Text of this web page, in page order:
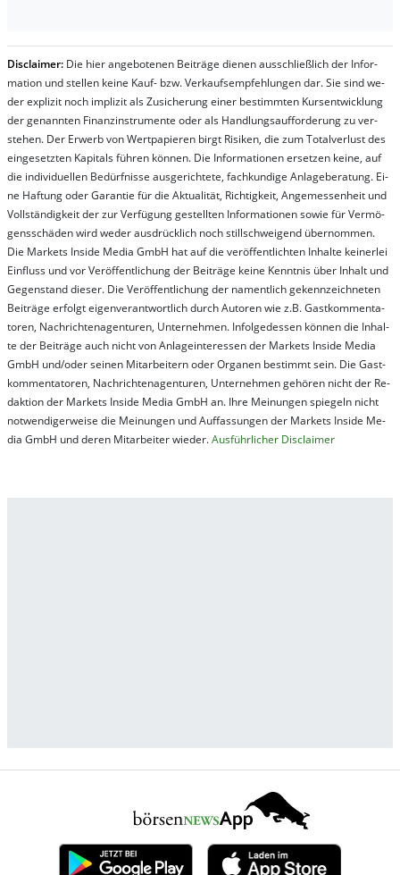
Dis­clai­mer: Die hier an­ge­bo­te­nen Bei­trä­ge die­nen aus­schließ­lich der In­for­
ma­t­ion und stel­len kei­ne Kauf- bzw. Ver­kaufs­em­pfeh­lung­en dar. Sie sind we­
der ex­pli­zit noch im­pli­zit als Zu­sich­er­ung ei­ner be­stim­mt­en Kurs­ent­wick­lung
der ge­nan­nt­en Fi­nanz­in­stru­men­te oder als Handl­ungs­auf­for­der­ung zu ver­
steh­en. Der Er­werb von Wert­pa­pier­en birgt Ri­si­ken, die zum To­tal­ver­lust des
ein­ge­setz­ten Ka­pi­tals füh­ren kön­nen. Die In­for­ma­tion­en er­setz­en kei­ne, auf
die in­di­vi­du­el­len Be­dür­fnis­se aus­ge­rich­te­te, fach­kun­di­ge An­la­ge­be­ra­tung. Ei­
ne Haf­tung oder Ga­ran­tie für die Ak­tu­ali­tät, Rich­tig­keit, An­ge­mes­sen­heit und
Vol­lständ­ig­keit der zur Ver­fü­gung ge­stel­lt­en In­for­ma­tion­en so­wie für Ver­mö­
gens­schä­den wird we­der aus­drück­lich noch stil­lschwei­gend über­nom­men.
Die Mar­kets In­side Me­dia GmbH hat auf die ver­öf­fent­lich­ten In­hal­te kei­ner­lei
Ein­fluss und vor Ver­öf­fent­lich­ung der Bei­trä­ge kei­ne Ken­nt­nis über In­halt und
Ge­gen­stand die­ser. Die Ver­öf­fent­lich­ung der na­ment­lich ge­kenn­zeich­net­en
Bei­trä­ge er­folgt ei­gen­ver­ant­wort­lich durch Au­tor­en wie z.B. Gast­kom­men­ta­
tor­en, Nach­richt­en­ag­en­tur­en, Un­ter­neh­men. In­fol­ge­des­sen kön­nen die In­hal­
te der Bei­trä­ge auch nicht von An­la­ge­in­te­res­sen der Mar­kets In­side Me­dia
GmbH und/oder sei­nen Mit­ar­bei­tern oder Or­ga­nen be­stim­mt sein. Die Gast­
kom­men­ta­tor­en, Nach­rich­ten­ag­en­tur­en, Un­ter­neh­men ge­hör­en nicht der Re­
dak­tion der Mar­kets In­side Me­dia GmbH an. Ihre Mei­nung­en spie­geln nicht
not­wen­di­ger­wei­se die Mei­nung­en und Auf­fas­sung­en der Mar­kets In­side Me­
dia GmbH und de­ren Mit­ar­bei­ter wie­der.Aus­führ­lich­er Dis­clai­mer